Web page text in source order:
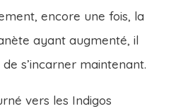
encore une fois, la
ayant augmenté, il
s’incarner maintenant.
vers les Indigos